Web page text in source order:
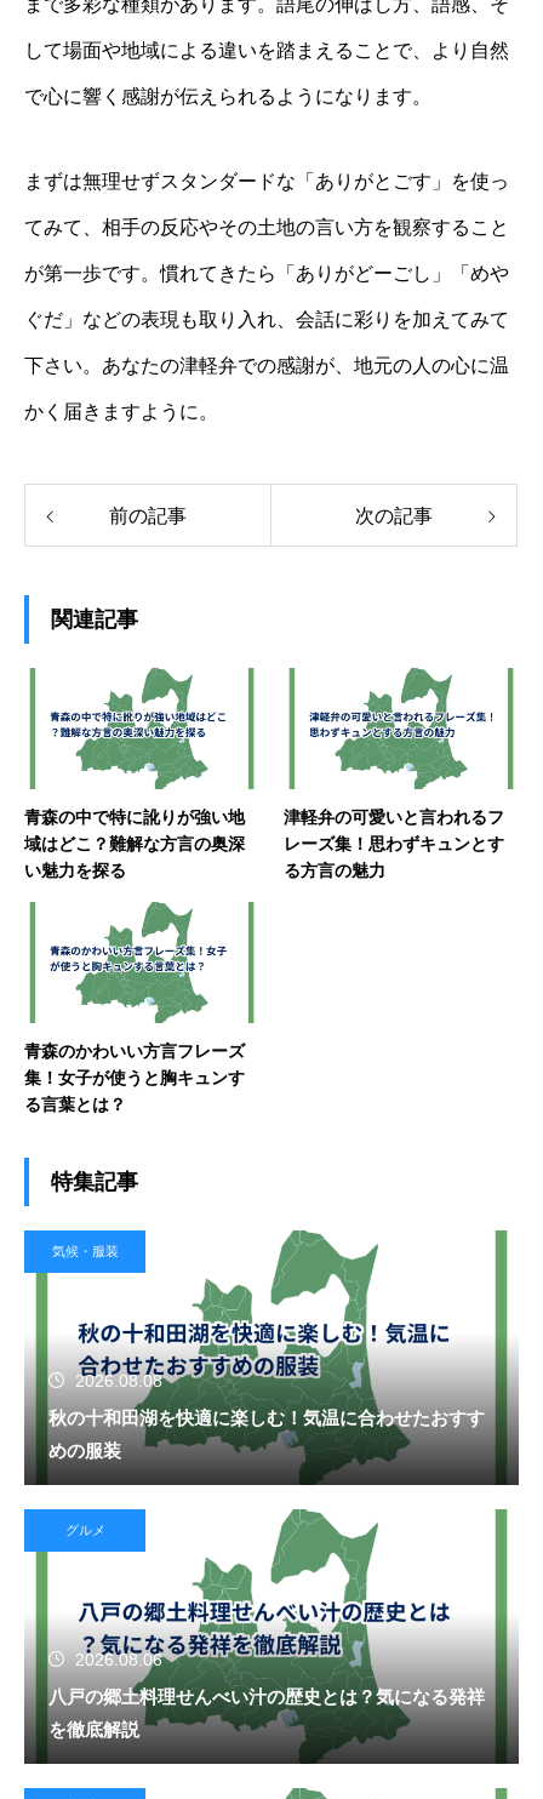
して場面や地域による違いを踏まえることで、より自然
で心に響く感謝が伝えられるようになります。
まずは無理せずスタンダードな「ありがとごす」を使っ
てみて、相手の反応やその土地の言い方を観察すること
が第一歩です。慣れてきたら「ありがどーごし」「めや
ぐだ」などの表現も取り入れ、会話に彩りを加えてみて
下さい。あなたの津軽弁での感謝が、地元の人の心に温
かく届きますように。
前の記事 次の記事
関連記事
青森の中で特に訛りが強い地
域はどこ？難解な方言の奥深
い魅力を探る
津軽弁の可愛いと言われるフ
レーズ集！思わずキュンとす
る方言の魅力
青森のかわいい方言フレーズ
集！女子が使うと胸キュンす
る言葉とは？
特集記事
気候・服装
2026.08.08
秋の十和田湖を快適に楽しむ！気温に合わせたおすす
めの服装
グルメ
2026.08.06
八戸の郷土料理せんべい汁の歴史とは？気になる発祥
を徹底解説